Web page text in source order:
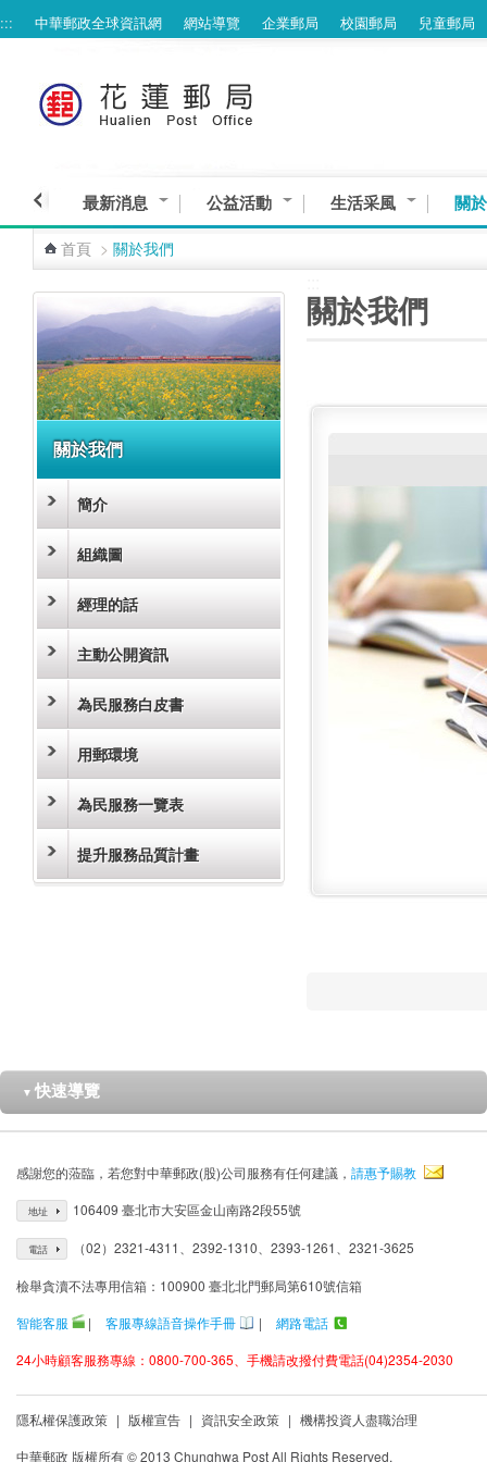
跳到主要內容區塊
::: 中華郵政全球資訊網 網站導覽 企業郵局 校園郵局 兒童郵局
最新消息 公益活動 生活采風 關
首頁 > 關於我們
關於我們
簡介
組織圖
經理的話
主動公開資訊
為民服務白皮書
用郵環境
為民服務一覽表
提升服務品質計畫
關於我們
▼ 快速導覽
感謝您的蒞臨，若您對中華郵政(股)公司服務有任何建議， 請惠予賜教
地址 106409 臺北市大安區金山南路2段55號
電話 （02）2321-4311、2392-1310、2393-1261、2321-3625
檢舉貪瀆不法專用信箱：100900 臺北北門郵局第610號信箱
智能客服
| 客服專線語音操作手冊 |
網路電話
24小時顧客服務專線：0800-700-365、手機請改撥付費電話(04)2354-2030
隱私權保護政策 | 版權宣告 | 資訊安全政策 | 機構投資人盡職治理
中華郵政 版權所有 © 2013 Chunghwa Post All Rights Reserved.